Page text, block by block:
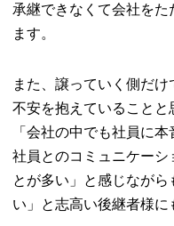
承継できなくて会社を
ます。
また、譲っていく側だけ
不安を抱えていることと
「会社の中でも社員に
社員とのコミュニケーシ
とが多い」と感じなが
い」と志高い後継者様に